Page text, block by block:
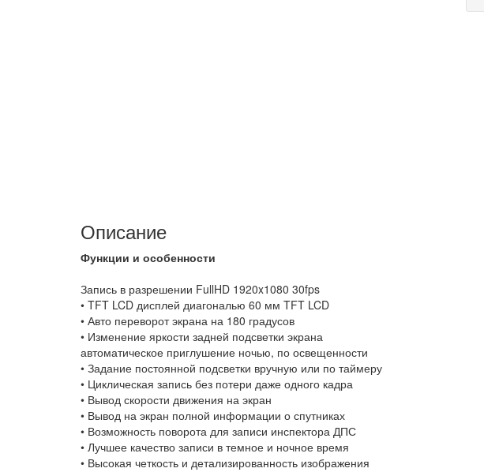
Описание
Функции и особенности
Запись в разрешении FullHD 1920x1080 30fps
• TFT LCD дисплей диагональю 60 мм TFT LCD
• Авто переворот экрана на 180 градусов
• Изменение яркости задней подсветки экрана
автоматическое приглушение ночью, по освещенности
• Задание постоянной подсветки вручную или по таймеру
• Циклическая запись без потери даже одного кадра
• Вывод скорости движения на экран
• Вывод на экран полной информации о спутниках
• Возможность поворота для записи инспектора ДПС
• Лучшее качество записи в темное и ночное время
• Высокая четкость и детализированность изображения